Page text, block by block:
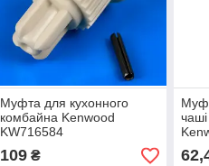
Муфта для кухонного
комбайна Kenwood
KW716584
109₴